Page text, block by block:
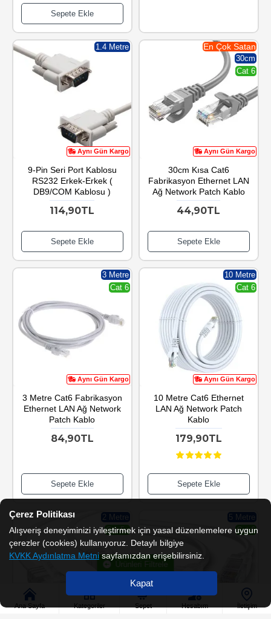
Sepete Ekle
Aynı Gün Kargo
1.4 Metre
9-Pin Seri Port Kablosu
RS232 Erkek-Erkek (
DB9/COM Kablosu )
114,90TL
Sepete Ekle
Aynı Gün Kargo
En Çok Satan
30cm
Cat 6
30cm Kısa Cat6
Fabrikasyon Ethernet LAN
Ağ Network Patch Kablo
44,90TL
Sepete Ekle
Aynı Gün Kargo
3 Metre
Cat 6
3 Metre Cat6 Fabrikasyon
Ethernet LAN Ağ Network
Patch Kablo
84,90TL
Sepete Ekle
Aynı Gün Kargo
10 Metre
Cat 6
10 Metre Cat6 Ethernet
LAN Ağ Network Patch
Kablo
179,90TL
Sepete Ekle
2 Metre
Cat 5e
5 Metre
Cat 6
Ana Sayfa Kategoriler Sepet Hesabım İletişim
Kapat
Çerez Politikası
Alışveriş deneyiminizi iyileştirmek için yasal düzenlemelere uygun
çerezler (cookies) kullanıyoruz. Detaylı bilgiye
KVKK Aydınlatma Metnisayfamızdan erişebilirsiniz.
Ürünleri Filtrele